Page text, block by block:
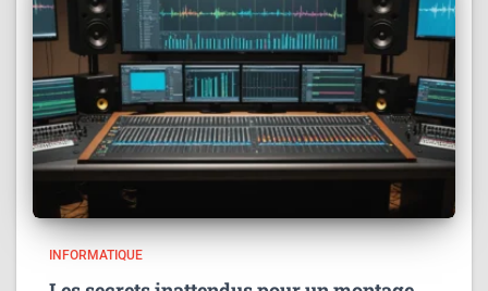
INFORMATIQUE